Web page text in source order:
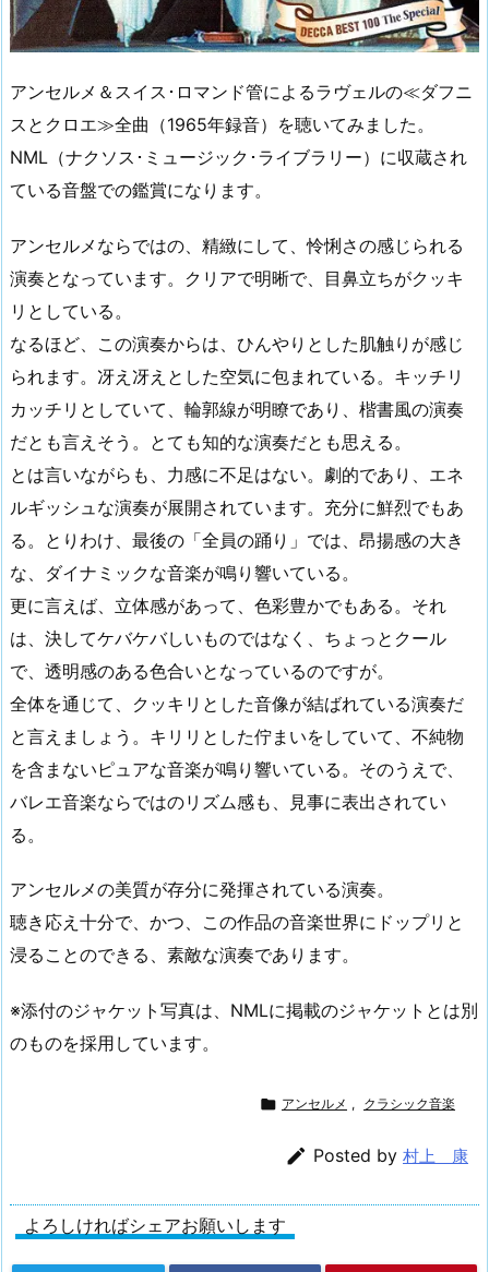
アンセルメ＆スイス･ロマンド管によるラヴェルの≪ダフニ
スとクロエ≫全曲（1965年録音）を聴いてみました。
NML（ナクソス･ミュージック･ライブラリー）に収蔵され
ている音盤での鑑賞になります。
アンセルメならではの、精緻にして、怜悧さの感じられる
演奏となっています。クリアで明晰で、目鼻立ちがクッキ
リとしている。
なるほど、この演奏からは、ひんやりとした肌触りが感じ
られます。冴え冴えとした空気に包まれている。キッチリ
カッチリとしていて、輪郭線が明瞭であり、楷書風の演奏
だとも言えそう。とても知的な演奏だとも思える。
とは言いながらも、力感に不足はない。劇的であり、エネ
ルギッシュな演奏が展開されています。充分に鮮烈でもあ
る。とりわけ、最後の「全員の踊り」では、昂揚感の大き
な、ダイナミックな音楽が鳴り響いている。
更に言えば、立体感があって、色彩豊かでもある。それ
は、決してケバケバしいものではなく、ちょっとクール
で、透明感のある色合いとなっているのですが。
全体を通じて、クッキリとした音像が結ばれている演奏だ
と言えましょう。キリリとした佇まいをしていて、不純物
を含まないピュアな音楽が鳴り響いている。そのうえで、
バレエ音楽ならではのリズム感も、見事に表出されてい
る。
アンセルメの美質が存分に発揮されている演奏。
聴き応え十分で、かつ、この作品の音楽世界にドップリと
浸ることのできる、素敵な演奏であります。
※添付のジャケット写真は、NMLに掲載のジャケットとは別
のものを採用しています。
 アンセルメ , クラシック音楽
 Posted by 村上 康
よろしければシェアお願いします